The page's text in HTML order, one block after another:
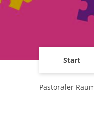
Start
Pastoraler